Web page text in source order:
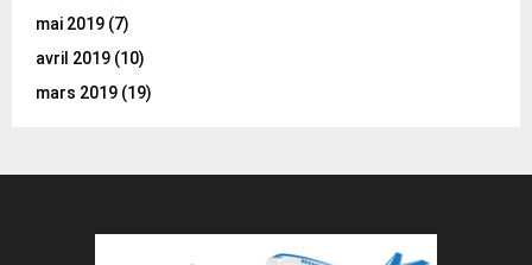
mai 2019 (7)
avril 2019 (10)
mars 2019 (19)